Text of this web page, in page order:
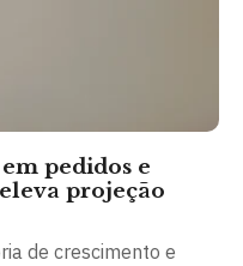
pedidos e
projeção
de crescimento e